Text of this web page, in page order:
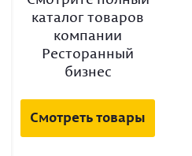
каталог товаров
компании
Ресторанный
бизнес
Смотреть товары